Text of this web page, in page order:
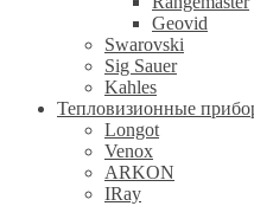
Geovid
Swarovski
Sig Sauer
Kahles
Тепловизионные
Longot
Venox
ARKON
IRay